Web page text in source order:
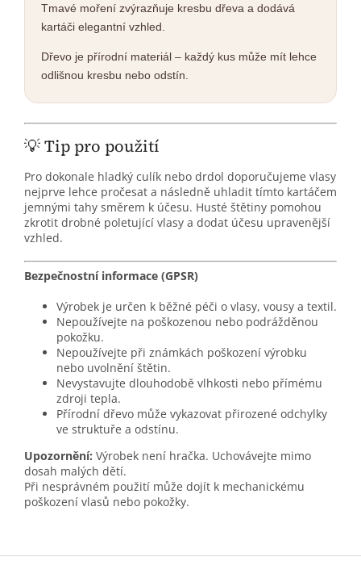
Tmavé moření zvýrazňuje kresbu dřeva a dodává
kartáči elegantní vzhled.
Dřevo je přírodní materiál – každý kus může mít lehce
odlišnou kresbu nebo odstín.
💡 Tip pro použití
Pro dokonale hladký culík nebo drdol doporučujeme vlasy
nejprve lehce pročesat a následně uhladit tímto kartáčem
jemnými tahy směrem k účesu. Husté štětiny pomohou
zkrotit drobné poletující vlasy a dodat účesu upravenější
vzhled.
Bezpečnostní informace (GPSR)
Výrobek je určen k běžné péči o vlasy, vousy a textil.
Nepoužívejte na poškozenou nebo podrážděnou
pokožku.
Nepoužívejte při známkách poškození výrobku
nebo uvolnění štětin.
Nevystavujte dlouhodobě vlhkosti nebo přímému
zdroji tepla.
Přírodní dřevo může vykazovat přirozené odchylky
ve struktuře a odstínu.
Upozornění: Výrobek není hračka. Uchovávejte mimo
dosah malých dětí.
Při nesprávném použití může dojít k mechanickému
poškození vlasů nebo pokožky.
Z